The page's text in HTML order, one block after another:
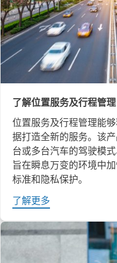
了解位置服务及行程管理
位置服务及行程管理能
据打造全新的服务。该
台或多台汽车的驾驶模
旨在瞬息万变的环境中
标准和隐私保护。
了解更多